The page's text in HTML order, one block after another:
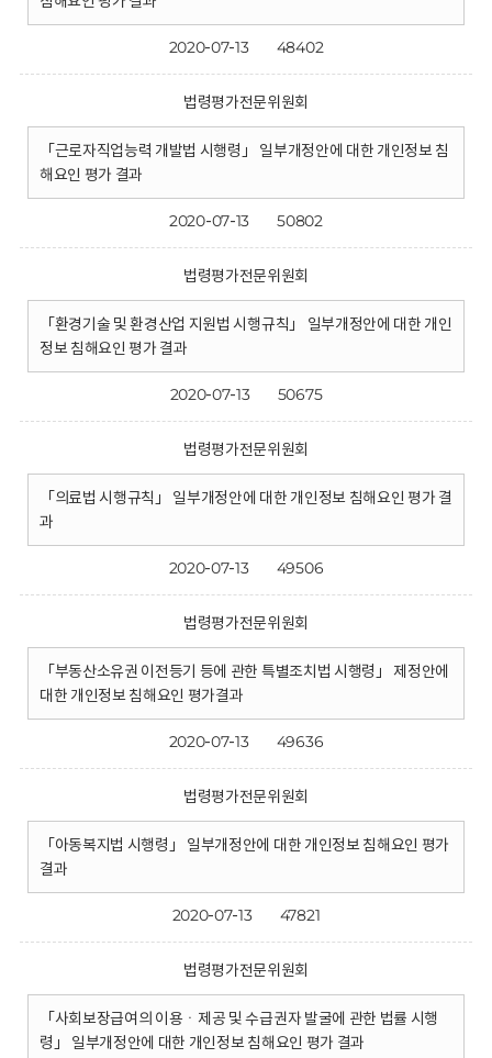
2020-07-13 48402
법령평가전문위원회
「근로자직업능력 개발법 시행령」 일부개정안에 대한 개인정보 침
해요인 평가 결과
2020-07-13 50802
법령평가전문위원회
「환경기술 및 환경산업 지원법 시행규칙」 일부개정안에 대한 개인
정보 침해요인 평가 결과
2020-07-13 50675
법령평가전문위원회
「의료법 시행규칙」 일부개정안에 대한 개인정보 침해요인 평가 결
과
2020-07-13 49506
법령평가전문위원회
「부동산소유권 이전등기 등에 관한 특별조치법 시행령」 제정안에
대한 개인정보 침해요인 평가결과
2020-07-13 49636
법령평가전문위원회
「아동복지법 시행령」 일부개정안에 대한 개인정보 침해요인 평가
결과
2020-07-13 47821
법령평가전문위원회
「사회보장급여의 이용ㆍ제공 및 수급권자 발굴에 관한 법률 시행
령」 일부개정안에 대한 개인정보 침해요인 평가 결과